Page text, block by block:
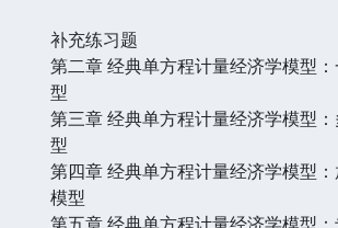
补充练习题
第二章 经典单方程计量经济学模型
型
第三章 经典单方程计量经济学模型
型
第四章 经典单方程计量经济学模型
模型